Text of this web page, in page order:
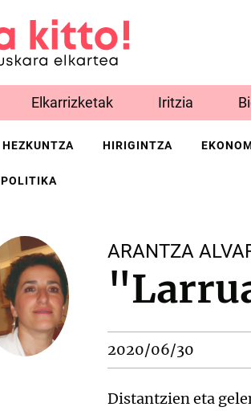
Elkarrizketak Iritzia
HEZKUNTZA HIRIGINTZA
POLITIKA
ARANTZA
2020/06/30
Distantzien eta